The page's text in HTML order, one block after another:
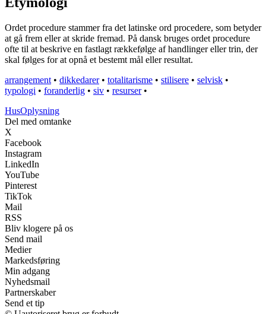
Ordet procedure stammer fra det latinske ord procedere, som betyder
at gå frem eller at skride fremad. På dansk bruges ordet procedure
ofte til at beskrive en fastlagt rækkefølge af handlinger eller trin, der
skal følges for at opnå et bestemt mål eller resultat.
arrangement • dikkedarer• totalitarisme • stilisere • selvisk •
typologi • foranderlig • siv • resurser•
HusOplysning
Del med omtanke
X
Facebook
Instagram
LinkedIn
YouTube
Pinterest
TikTok
Mail
RSS
Bliv klogere på os
Send mail
Medier
Markedsføring
Min adgang
Nyhedsmail
Partnerskaber
Send et tip